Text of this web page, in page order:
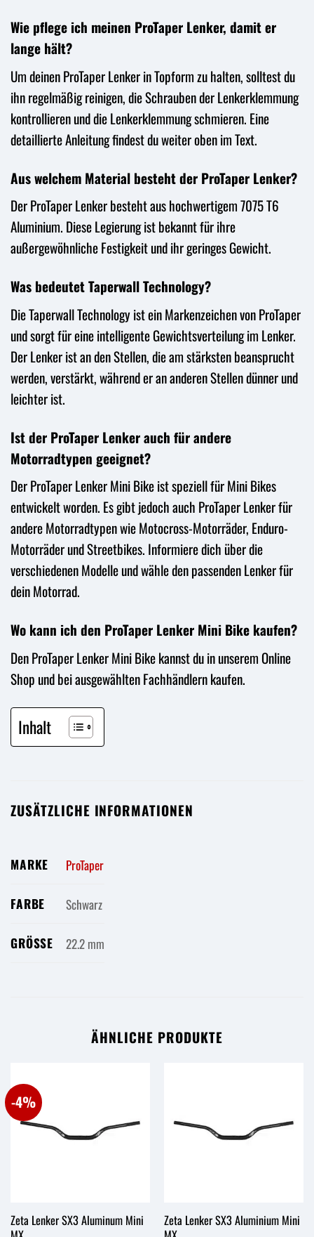
Wie pflege ich meinen ProTaper Lenker, damit er
lange hält?
Um deinen ProTaper Lenker in Topform zu halten, solltest du
ihn regelmäßig reinigen, die Schrauben der Lenkerklemmung
kontrollieren und die Lenkerklemmung schmieren. Eine
detaillierte Anleitung findest du weiter oben im Text.
Aus welchem Material besteht der ProTaper Lenker?
Der ProTaper Lenker besteht aus hochwertigem 7075 T6
Aluminium. Diese Legierung ist bekannt für ihre
außergewöhnliche Festigkeit und ihr geringes Gewicht.
Was bedeutet Taperwall Technology?
Die Taperwall Technology ist ein Markenzeichen von ProTaper
und sorgt für eine intelligente Gewichtsverteilung im Lenker.
Der Lenker ist an den Stellen, die am stärksten beansprucht
werden, verstärkt, während er an anderen Stellen dünner und
leichter ist.
Ist der ProTaper Lenker auch für andere
Motorradtypen geeignet?
Der ProTaper Lenker Mini Bike ist speziell für Mini Bikes
entwickelt worden. Es gibt jedoch auch ProTaper Lenker für
andere Motorradtypen wie Motocross-Motorräder, Enduro-
Motorräder und Streetbikes. Informiere dich über die
verschiedenen Modelle und wähle den passenden Lenker für
dein Motorrad.
Wo kann ich den ProTaper Lenker Mini Bike kaufen?
Den ProTaper Lenker Mini Bike kannst du in unserem Online
Shop und bei ausgewählten Fachhändlern kaufen.
Inhalt
ZUSÄTZLICHE INFORMATIONEN
MARKE ProTaper
FARBE Schwarz
GRÖSSE 22.2 mm
ÄHNLICHE PRODUKTE
-4%
Zeta Lenker SX3 Aluminum Mini
Zeta Lenker SX3 Aluminium Mini